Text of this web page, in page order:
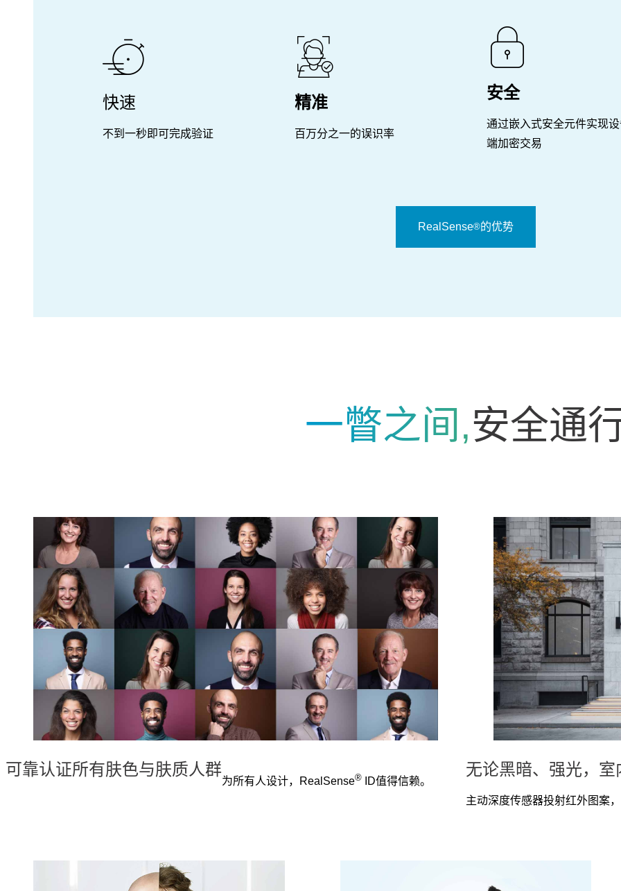
快速
不到一秒即可完成验证
精准
百万分之一的误识率
安全
通过嵌入式安全元件实现
端加密交易
RealSense®的优势
一瞥之间,安全通
可靠认证所有肤色与肤质人群
为所有人设计，RealSense® ID值得信赖。
无论黑暗、强光，
主动深度传感器投射红外图案